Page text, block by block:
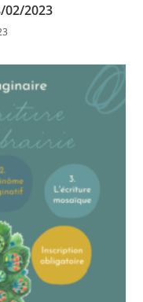
02/2023